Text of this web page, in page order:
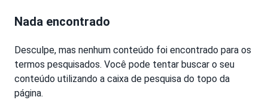
Nada encontrado
Desculpe, mas nenhum conteúdo foi encontrado para os
termos pesquisados. Você pode tentar buscar o seu
conteúdo utilizando a caixa de pesquisa do topo da
página.